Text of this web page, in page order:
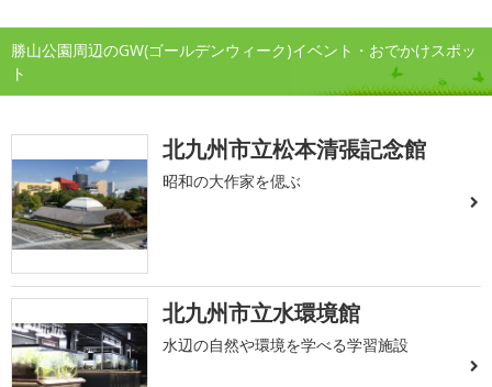
勝山公園周辺のGW(ゴールデンウィーク)イベント・おでかけスポッ
ト
北九州市立松本清張記念館
昭和の大作家を偲ぶ
北九州市立水環境館
水辺の自然や環境を学べる学習施設